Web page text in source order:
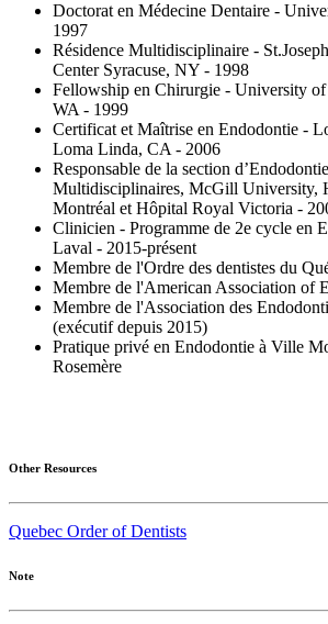
Doctorat en Médecine Dentaire -
1997
Résidence Multidisciplinaire -
Center Syracuse, NY - 1998
Fellowship en Chirurgie - University of
WA - 1999
Certificat et Maîtrise en Endodontie -
Loma Linda, CA - 2006
Responsable de la section
Multidisciplinaires, McGill University,
Montréal et Hôpital Royal Victoria -
Clinicien - Programme de 2e cycle en
Laval - 2015-présent
Membre de l'Ordre des dentistes du
Membre de l'American Association of
Membre de l'Association des
(exécutif depuis 2015)
Pratique privé en Endodontie à Ville
Rosemère
Other Resources
Quebec Order of Dentists
Note